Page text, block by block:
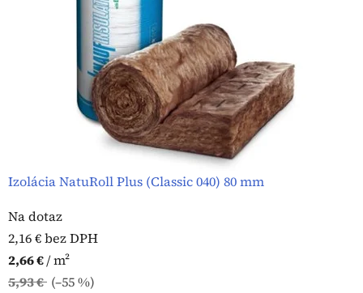
Izolácia NatuRoll Plus (Classic 040) 80 mm
Na dotaz
2,16 € bez DPH
2,66 €/ m²
5,93 € (–55 %)